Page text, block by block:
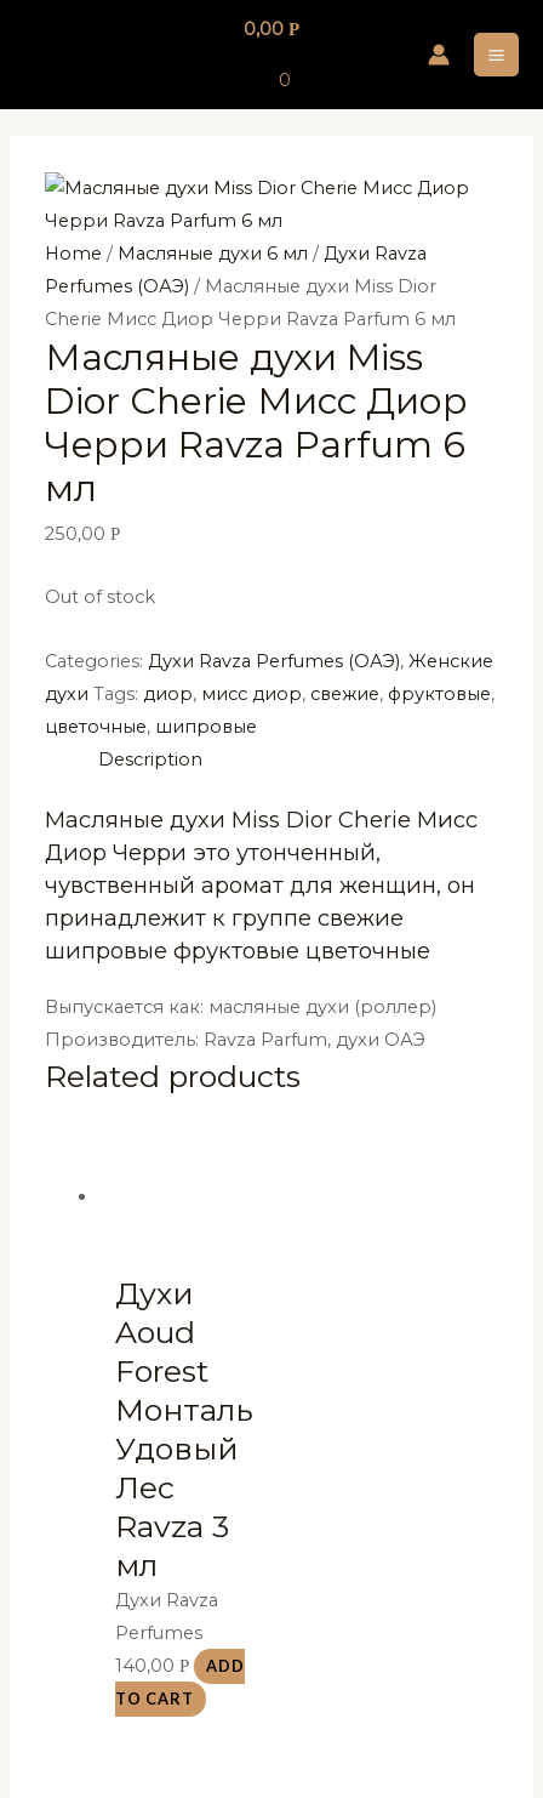
0,00 Р
0
Home / Масляные духи 6 мл /Духи Ravza
Perfumes (ОАЭ) / Масляные духи Miss Dior
Cherie Мисс Диор Черри Ravza Parfum 6 мл
Масляные духи Miss
Dior Cherie Мисс Диор
Черри Ravza Parfum 6
мл
250,00Р
Out of stock
Categories:Духи Ravza Perfumes (ОАЭ),Женские
духи Tags:диор, мисс диор, свежие, фруктовые,
цветочные, шипровые
Description
Масляные духи Miss Dior Cherie Мисс
Диор Черри это утонченный,
чувственный аромат для женщин, он
принадлежит к группе свежие
шипровые фруктовые цветочные
Выпускается как: масляные духи (роллер)
Производитель: Ravza Parfum, духи ОАЭ
Related products
Духи
Aoud
Forest
Монталь
Удовый
Лес
Ravza 3
мл
Духи Ravza
Perfumes
140,00Р
ADD
TO CART